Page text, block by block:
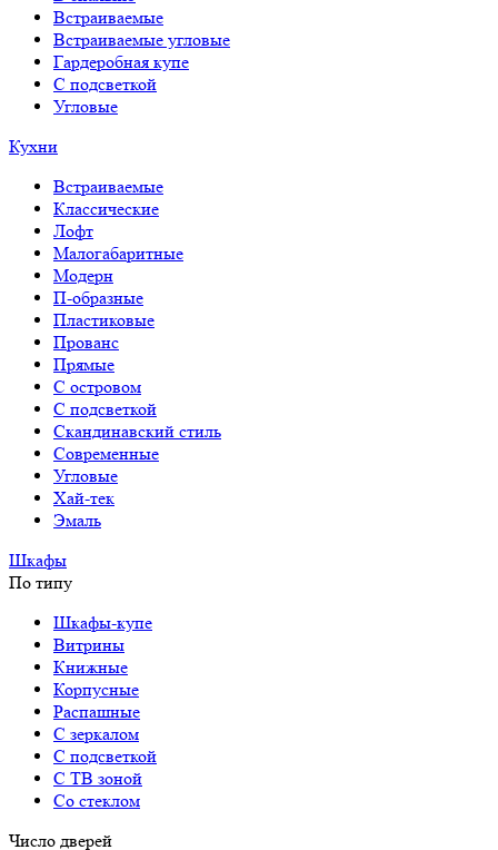
Встраиваемые
Встраиваемые угловые
Гардеробная купе
С подсветкой
Угловые
Кухни
Встраиваемые
Классические
Лофт
Малогабаритные
Модерн
П-образные
Пластиковые
Прованс
Прямые
С островом
С подсветкой
Скандинавский стиль
Современные
Угловые
Хай-тек
Эмаль
Шкафы
По типу
Шкафы-купе
Витрины
Книжные
Корпусные
Распашные
С зеркалом
С подсветкой
С ТВ зоной
Со стеклом
Число дверей